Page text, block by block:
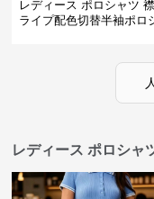
レディース ポロシャツ
ライプ配色切替半袖ポロ
レディース ポロシャ